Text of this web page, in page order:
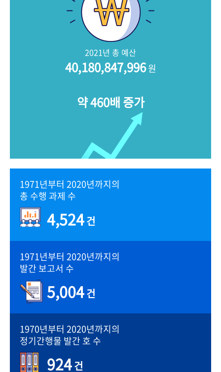
2021년 총 예산
40,180,847,996원
약 460배 증가
1971년부터 2020년까지의
총 수행 과제 수
4,524건
1971년부터 2020년까지의
발간 보고서 수
5,004건
1970년부터 2020년까지의
정기간행물 발간 호 수
924건